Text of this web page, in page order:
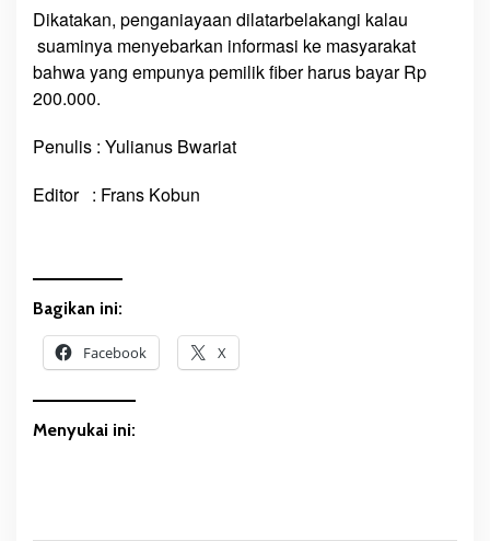
Dikatakan, penganiayaan dilatarbelakangi kalau
suaminya menyebarkan informasi ke masyarakat
bahwa yang empunya pemilik fiber harus bayar Rp
200.000.
Penulis : Yulianus Bwariat
Editor : Frans Kobun
Bagikan ini:
Facebook X
Menyukai ini: